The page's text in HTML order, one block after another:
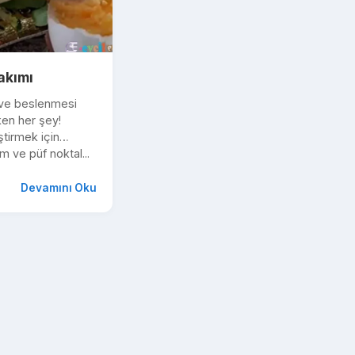
ve beslenmesi
her şey!
için
ve püf noktal...
Devamını Oku